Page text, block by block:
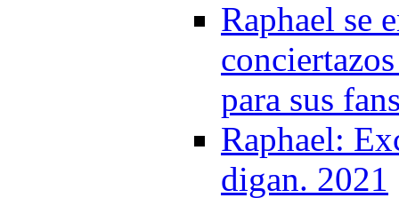
Raphael se
para sus
Raphael:
digan. 2021